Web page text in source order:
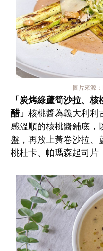
圖片來源：
「炭烤綠蘆筍沙拉、
醋」核桃醬為義大利利
感溫順的核桃醬鋪底，
盤，再放上黃卷沙拉、
桃杜卡、帕瑪森起司片